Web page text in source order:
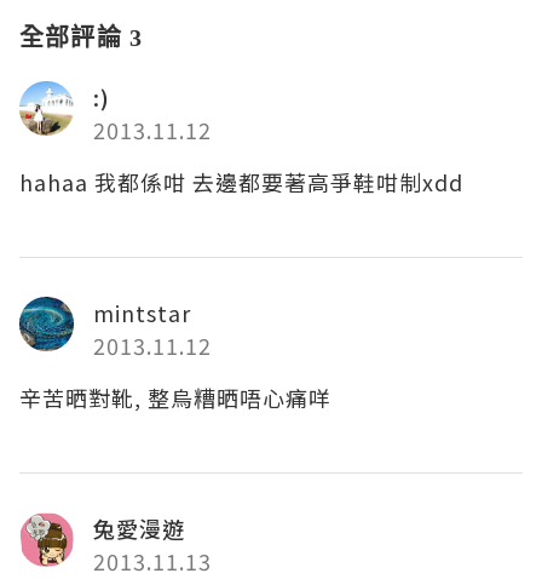
全部評論 3
:)
2013.11.12
hahaa 我都係咁 去邊都要著高爭鞋咁制xdd
mintstar
2013.11.12
辛苦晒對靴, 整烏糟晒唔心痛咩
兔愛漫遊
2013.11.13